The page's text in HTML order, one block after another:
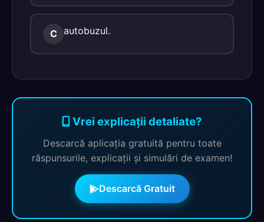
C autobuzul.
Vrei explicații detaliate?
Descarcă aplicația gratuită pentru toate
răspunsurile, explicații și simulări de examen!
Descarcă Gratuit